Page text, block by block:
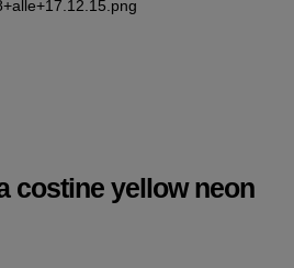
costine yellow neon